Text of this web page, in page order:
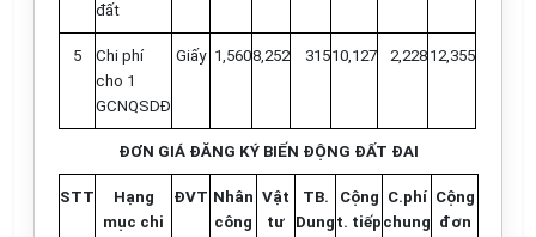
đất
5
Chi phí
cho 1
GCNQSDĐ
Giấy 1,5608,252 31510,127 2,228 12,355
ĐƠN GIÁ ĐĂNG KÝ BIẾN ĐỘNG ĐẤT ĐAI
STT
Hạng
mục chi
ĐVT Nhân
công
Vật
tư
TB.
Dung
Cộng
t. tiếp
C.phí
chung
Cộng
đơn